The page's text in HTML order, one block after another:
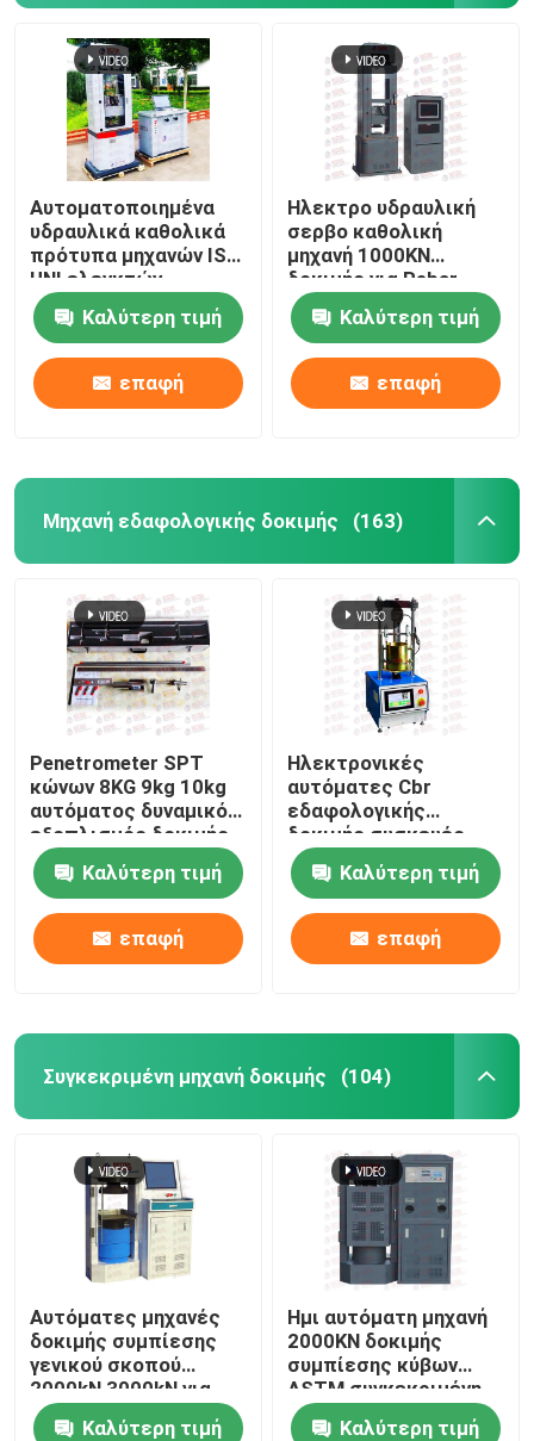
Αυτοματοποιημένα
υδραυλικά καθολικά
πρότυπα μηχανών ISO
UNI ελεγκτών
Καλύτερη τιμή
επαφή
Ηλεκτρο υδραυλική
σερβο καθολική
μηχανή 1000KN
δοκιμής για Rebar
σκελών χάλυβα
Καλύτερη τιμή
επαφή
Μηχανή εδαφολογικής δοκιμής (163)
Penetrometer SPT
κώνων 8KG 9kg 10kg
αυτόματος δυναμικός
εξοπλισμός δοκιμής
εδαφολογικής
διείσδυσηςΚαλύτερη τιμή
επαφή
Ηλεκτρονικές
αυτόματες Cbr
εδαφολογικής
δοκιμής συσκευές
δοκιμής μηχανών
30KN 50KNΚαλύτερη τιμή
επαφή
Συγκεκριμένη μηχανή δοκιμής (104)
Αυτόματες μηχανές
δοκιμής συμπίεσης
γενικού σκοπού
2000kN 3000kN για
τους κύβους φραγμών
Καλύτερη τιμή
Ημι αυτόματη μηχανή
2000KN δοκιμής
συμπίεσης κύβων
ASTM συγκεκριμένη
Καλύτερη τιμή